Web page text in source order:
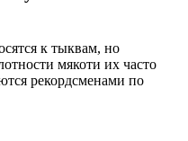
к тыквам, но
мякоти их часто
рекордсменами по